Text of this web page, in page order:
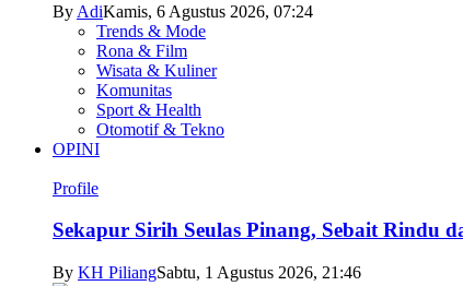
By AdiKamis, 6 Agustus 2026, 07:24
Trends & Mode
Rona & Film
Wisata & Kuliner
Komunitas
Sport & Health
Otomotif & Tekno
OPINI
Profile
Sekapur Sirih Seulas Pinang, Sebait Rindu
By KH PiliangSabtu, 1 Agustus 2026, 21:46